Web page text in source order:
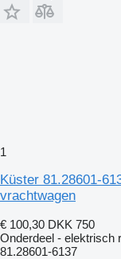
1
Küster 81.28601-
vrachtwagen
€ 100,30 DKK 750
Onderdeel - elektrisch
81.28601-6137